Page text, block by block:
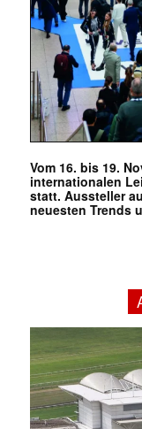
Vom 16. bis 19.
internationalen
statt. Aussteller
neuesten Trends